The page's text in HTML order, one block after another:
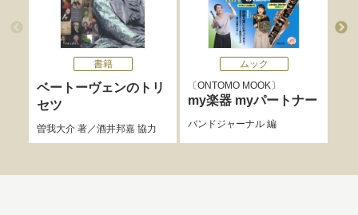
書籍
ベートーヴェンのトリ
セツ
曽我大介著／酒井邦嘉協力
ムック
ONTOMO MOOK
my楽器 myパートナー
バンドジャーナル編